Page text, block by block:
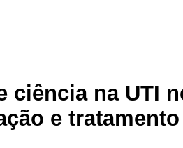
ciência na UTI
e